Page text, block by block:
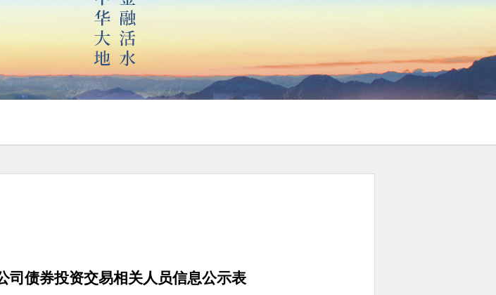
司债券投资交易相关人员信息公示表